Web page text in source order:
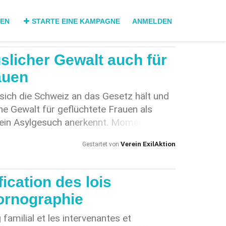
STARTE EINE KAMPAGNE ANMELDEN
Gewalt auch für
die Schweiz an das Gesetz hält und
Gewalt für geflüchtete Frauen als
Asylgesuch anerkennt. Momentan
in diese Länder, in denen sie die
Situationen. Sie hatten bereits
Schutz zu suchen. Dieser wurde ihnen
machte. Sie mussten fliehen,
zu retten.
Gestartet von Verein ExilAktion
des lois
familial et les intervenantes et